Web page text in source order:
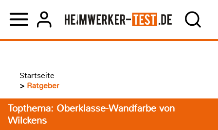
Startseite
> Ratgeber
Topthema: Oberklasse-Wandfarbe von
Wilckens